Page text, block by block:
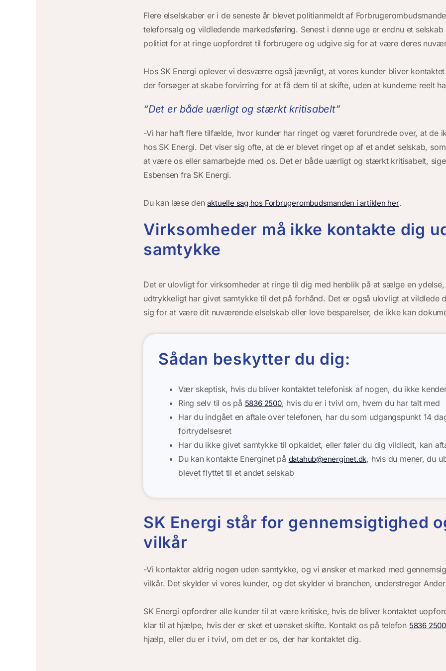
Flere elselskaber er i de seneste år blevet politianmeldt af
telefonsalg og vildledende markedsføring. Senest i denne uge er endnu et
politiet for at ringe uopfordret til forbrugere og udgive sig for at være deres
Hos SK Energi oplever vi desværre også jævnligt, at vores kunder bliver
der forsøger at skabe forvirring for at få dem til at skifte, uden at kunderne reelt
“Det er både uærligt og stærkt kritisabelt”
-Vi har haft flere tilfælde, hvor kunder har ringet og været forundrede over, at de
hos SK Energi. Det viser sig ofte, at de er blevet ringet op af et andet selskab,
at være os eller samarbejde med os. Det er både uærligt og stærkt kritisabelt,
Esbensen fra SK Energi.
Du kan læse denaktuelle sag hos Forbrugerombudsmanden i artiklen her.
Virksomheder må ikke kontakte dig
samtykke
Det er ulovligt for virksomheder at ringe til dig med henblik på at sælge en
udtrykkeligt har givet samtykke til det på forhånd. Det er også ulovligt at vildlede
sig for at være dit nuværende elselskab eller love besparelser, de ikke kan
Sådan beskytter du dig:
Vær skeptisk, hvis du bliver kontaktet telefonisk af nogen, du ikke
Ring selv til os på 5836 2500, hvis du er i tvivl om, hvem du har talt med
Har du indgået en aftale over telefonen, har du som udgangspunkt 14
fortrydelsesret
Har du ikke givet samtykke til opkaldet, eller føler du dig vildledt, kan
Du kan kontakte Energinet på datahub@energinet.dk, hvis du mener, du
blevet flyttet til et andet selskab
SK Energi står for gennemsigtighed
vilkår
-Vi kontakter aldrig nogen uden samtykke, og vi ønsker et marked med
vilkår. Det skylder vi vores kunder, og det skylder vi branchen, understreger
SK Energi opfordrer alle kunder til at være kritiske, hvis de bliver kontaktet
klar til at hjælpe, hvis der er sket et uønsket skifte. Kontakt os på telefon 5836 2500
hjælp, eller du er i tvivl, om det er os, der har kontaktet dig.